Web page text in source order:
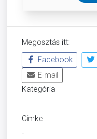
Megosztás itt:
Facebook
E-mail
Kategória
Címke
-